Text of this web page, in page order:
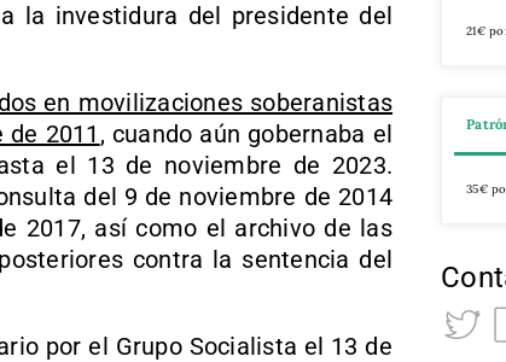
la investidura del presidente del
en movilizaciones soberanistas
2011 , cuando aún gobernaba el
el 13 de noviembre de 2023.
del 9 de noviembre de 2014
2017, así como el archivo de las
contra la sentencia del
por el Grupo Socialista el 13 de
21€
35€